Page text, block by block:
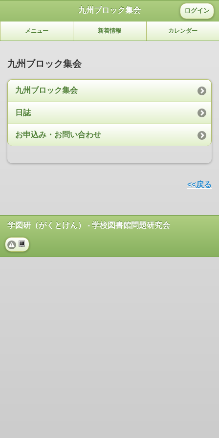
九州ブロック集会 ログイン
メニュー 新着情報 カレンダー
九州ブロック集会
九州ブロック集会
日誌
お申込み・お問い合わせ
<<戻る
学図研（がくとけん） - 学校図書館問題研究会